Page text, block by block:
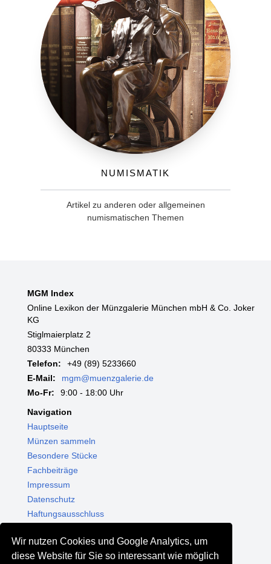
Wir nutzen Cookies und Google Analytics, um
diese Website für Sie so interessant wie möglich
Numismatik
Artikel zu anderen oder allgemeinen
numismatischen Themen
MGM Index
Online Lexikon der Münzgalerie München mbH & Co. Joker
KG
Stiglmaierplatz 2
80333 München
Telefon:
+49 (89) 5233660
E-Mail:
mgm@muenzgalerie.de
Mo-Fr:
9:00 - 18:00 Uhr
Navigation
Hauptseite
Münzen sammeln
Besondere Stücke
Fachbeiträge
Impressum
Datenschutz
Haftungsausschluss
Shop - Online kaufen
Münzgalerie München